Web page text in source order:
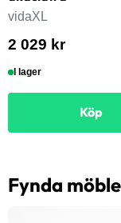
vidaXL
2 029 kr
I lager
Köp
Fynda